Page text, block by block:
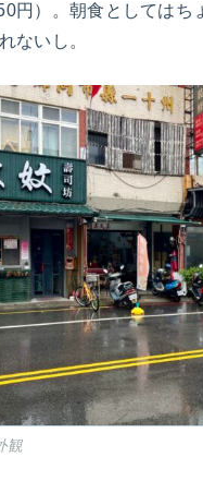
円）。朝食としてはち
ないし。
観